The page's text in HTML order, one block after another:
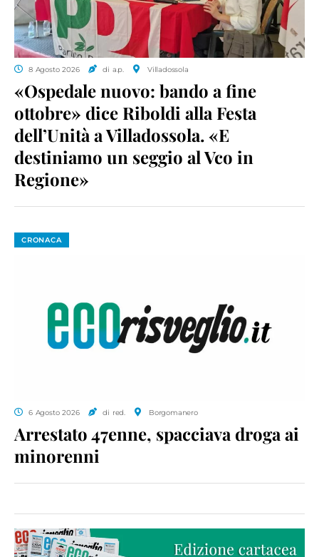
8 Agosto 2026 di a.p. Villadossola
«Ospedale nuovo: bando a fine
ottobre» dice Riboldi alla Festa
dell’Unità a Villadossola. «E
destiniamo un seggio al Vco in
Regione»
CRONACA
6 Agosto 2026 di red. Borgomanero
Arrestato 47enne, spacciava droga ai
minorenni